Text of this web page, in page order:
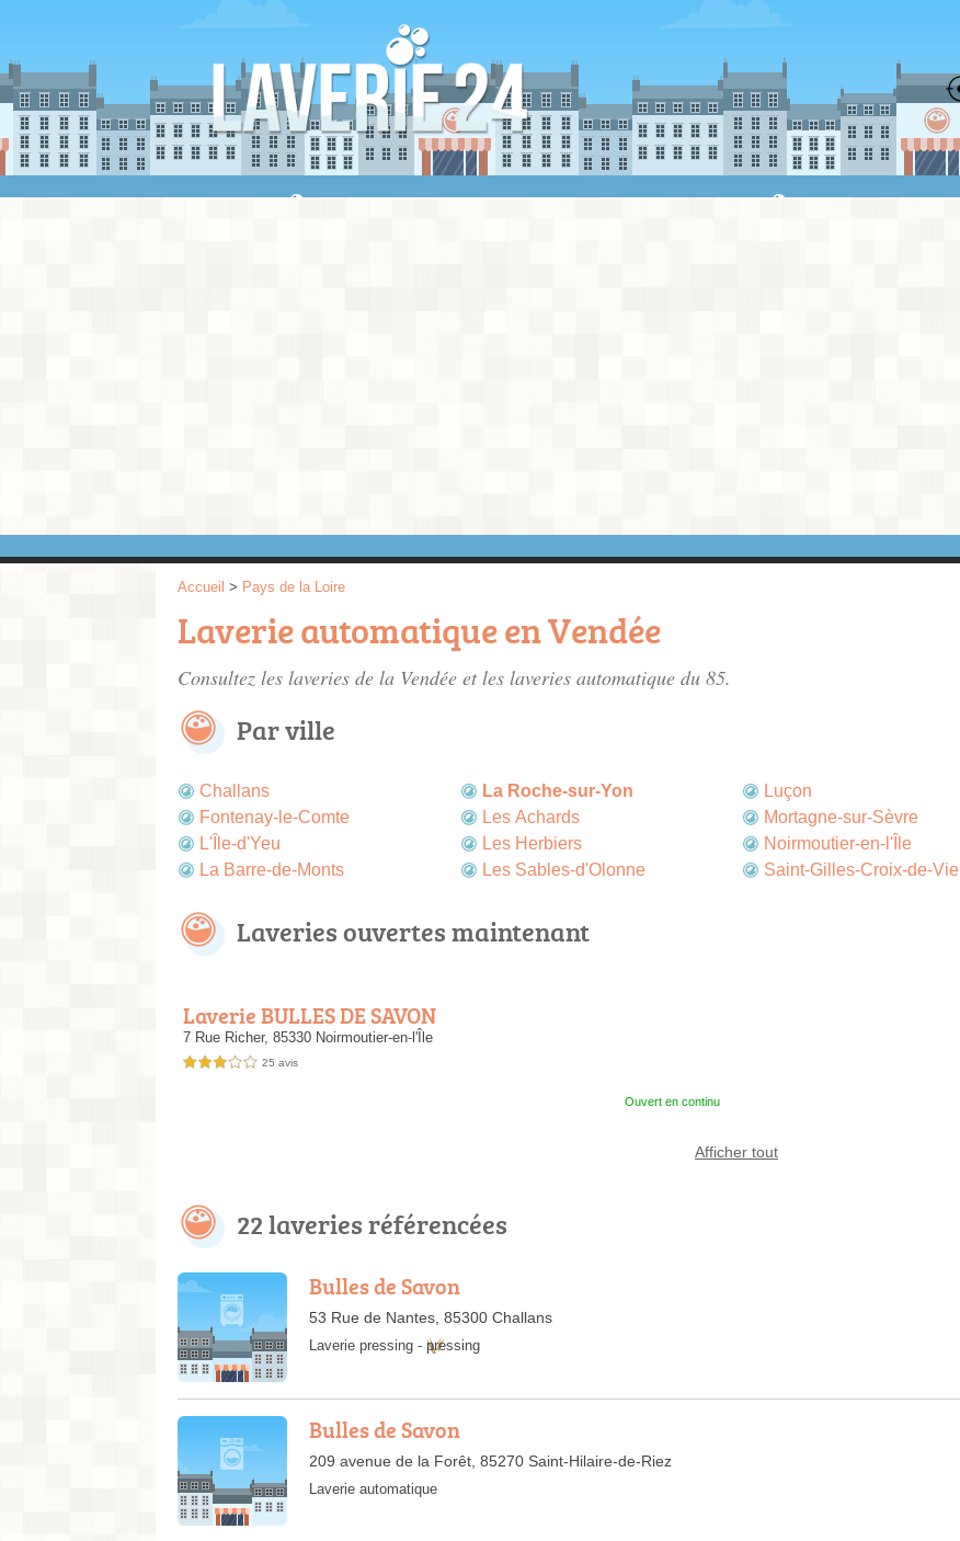
Accueil > Pays de la Loire
Laverie automatique en Vendée
Consultez les laveries de la Vendée et les laveries automatique du 85.
Par ville
Challans
Fontenay-le-Comte
L'Île-d'Yeu
La Barre-de-Monts
La Roche-sur-Yon
Les Achards
Les Herbiers
Les Sables-d'Olonne
Luçon
Mortagne-sur-Sèvre
Noirmoutier-en-l'Île
Saint-Gilles-Croix-de-Vie
Laveries ouvertes maintenant
Laverie BULLES DE SAVON
7 Rue Richer, 85330 Noirmoutier-en-l'Île
3,0 étoiles sur 5 25 avis
Ouvert en continu
Afficher tout
22 laveries référencées
Bulles de Savon
53 Rue de Nantes, 85300 Challans
Laverie pressing - pressing
Bulles de Savon
209 avenue de la Forêt, 85270 Saint-Hilaire-de-Riez
Laverie automatique